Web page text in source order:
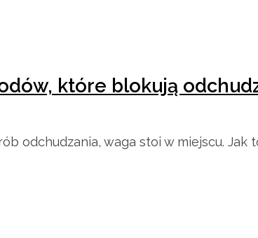
które blokują
odchudzania, waga stoi w miejscu. Jak